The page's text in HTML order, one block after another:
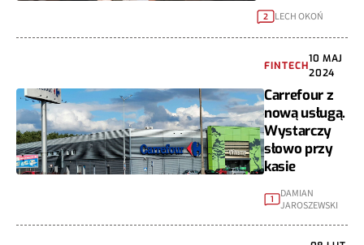
2 LECH OKOŃ
FINTECH
10 MAJ
2024
Carrefour z
nową usługą.
Wystarczy
słowo przy
kasie
1
DAMIAN
JAROSZEWSKI